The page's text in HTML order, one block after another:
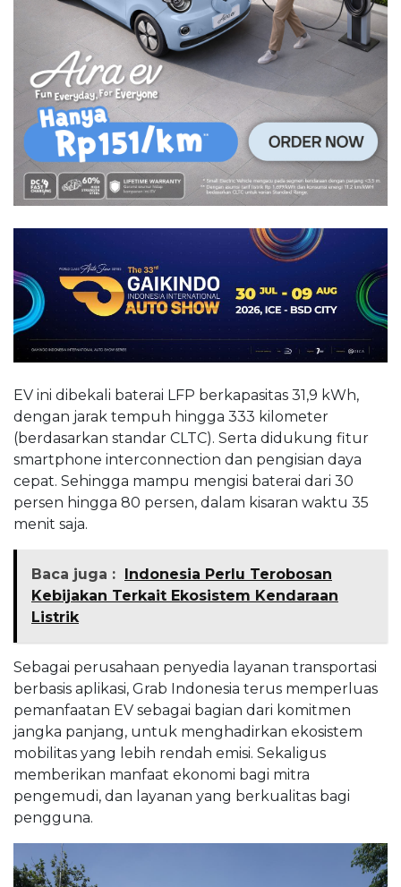
EV ini dibekali baterai LFP berkapasitas 31,9 kWh,
dengan jarak tempuh hingga 333 kilometer
(berdasarkan standar CLTC). Serta didukung fitur
smartphone interconnection dan pengisian daya
cepat. Sehingga mampu mengisi baterai dari 30
persen hingga 80 persen, dalam kisaran waktu 35
menit saja.
Baca juga : Indonesia Perlu Terobosan
Kebijakan Terkait Ekosistem Kendaraan
Listrik
Sebagai perusahaan penyedia layanan transportasi
berbasis aplikasi, Grab Indonesia terus memperluas
pemanfaatan EV sebagai bagian dari komitmen
jangka panjang, untuk menghadirkan ekosistem
mobilitas yang lebih rendah emisi. Sekaligus
memberikan manfaat ekonomi bagi mitra
pengemudi, dan layanan yang berkualitas bagi
pengguna.